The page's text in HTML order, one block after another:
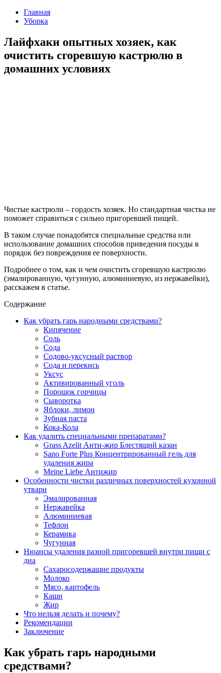
Главная
Уборка
Лайфхаки опытных хозяек, как
очистить сгоревшую кастрюлю в
домашних условиях
Чистые кастрюли – гордость хозяек. Но стандартная чистка не
поможет справиться с сильно пригоревшей пищей.
В таком случае понадобятся специальные средства или
использование домашних способов приведения посуды в
порядок без повреждения ее поверхности.
Подробнее о том, как и чем очистить сгоревшую кастрюлю
(эмалированную, чугунную, алюминиевую, из нержавейки),
расскажем в статье.
Содержание
Как убрать гарь народными средствами?
Кипячение
Соль
Сода
Содово-уксусный раствор
Сода и перекись
Уксус
Активированный уголь
Порошок горчицы
Сыворотка
Яблоки, лимон
Зубная паста
Кока-Кола
Как удалить специальными препаратами?
Grass Azelit Анти-жир Блестящий казан
Sano Forte Plus Концентрированный гель для
удаления жира
Meine Liebe Антижир
Особенности чистки различных поверхностей кухонной
утвари
Эмалированная
Нержавейка
Алюминиевая
Тефлон
Керамика
Чугунная
Нюансы удаления разной пригоревшей внутри пищи с
дна
Сахаросодержащие продукты
Молоко
Мясо, картофель
Каши
Жир
Что нельзя делать и почему?
Рекомендации
Заключение
Как убрать гарь народными
средствами?